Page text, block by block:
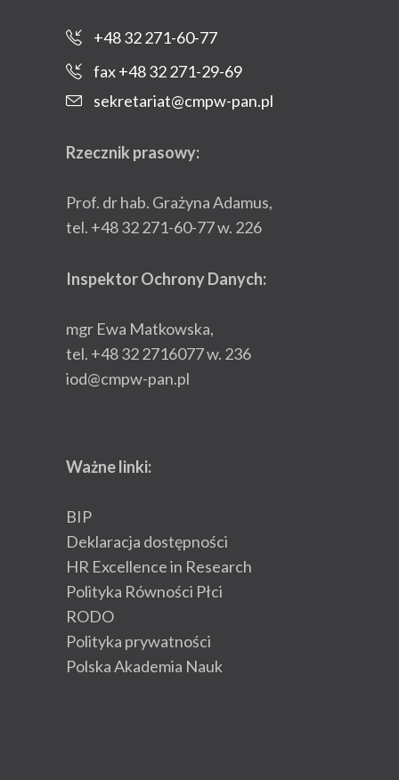
+48 32 271-60-77
fax +48 32 271-29-69
sekretariat@cmpw-pan.pl
Rzecznik prasowy:
Prof. dr hab. Grażyna Adamus,
tel. +48 32 271-60-77 w. 226
Inspektor Ochrony Danych:
mgr Ewa Matkowska,
tel. +48 32 2716077 w. 236
iod@cmpw-pan.pl
Ważne linki:
BIP
Deklaracja dostępności
HR Excellence in Research
Polityka Równości Płci
RODO
Polityka prywatności
Polska Akademia Nauk